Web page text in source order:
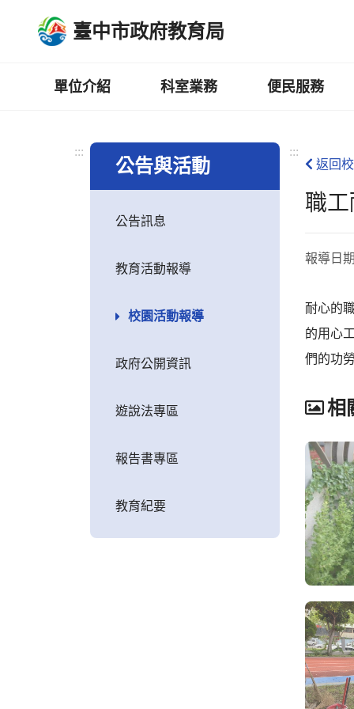
臺中市政府教育局
單位介紹 科室業務 便民服務
:::
公告與活動
公告訊息
教育活動報導
校園活動報導
政府公開資訊
遊說法專區
報告書專區
教育紀要
:::
返回
職
報導日
耐心的
的用心
們的功
相